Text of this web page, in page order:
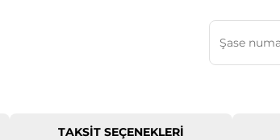
TAKSIT SEÇENEKLERI